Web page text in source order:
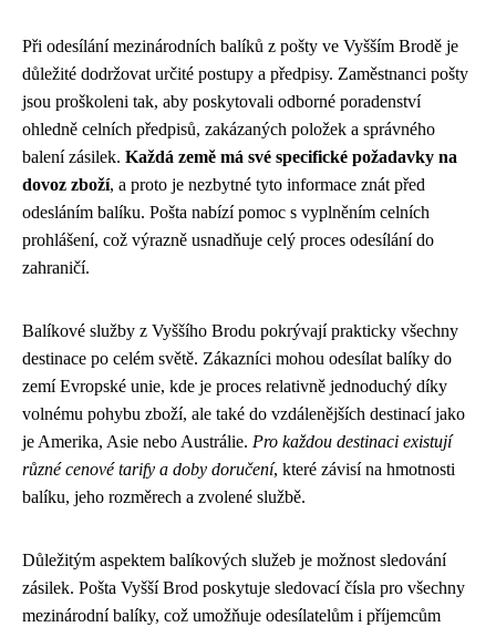
Při odesílání mezinárodních balíků z pošty ve Vyšším Brodě je
důležité dodržovat určité postupy a předpisy. Zaměstnanci pošty
jsou proškoleni tak, aby poskytovali odborné poradenství
ohledně celních předpisů, zakázaných položek a správného
balení zásilek. Každá země má své specifické požadavky na
dovoz zboží, a proto je nezbytné tyto informace znát před
odesláním balíku. Pošta nabízí pomoc s vyplněním celních
prohlášení, což výrazně usnadňuje celý proces odesílání do
zahraničí.
Balíkové služby z Vyššího Brodu pokrývají prakticky všechny
destinace po celém světě. Zákazníci mohou odesílat balíky do
zemí Evropské unie, kde je proces relativně jednoduchý díky
volnému pohybu zboží, ale také do vzdálenějších destinací jako
je Amerika, Asie nebo Austrálie. Pro každou destinaci existují
různé cenové tarify a doby doručení, které závisí na hmotnosti
balíku, jeho rozměrech a zvolené službě.
Důležitým aspektem balíkových služeb je možnost sledování
zásilek. Pošta Vyšší Brod poskytuje sledovací čísla pro všechny
mezinárodní balíky, což umožňuje odesílatelům i příjemcům